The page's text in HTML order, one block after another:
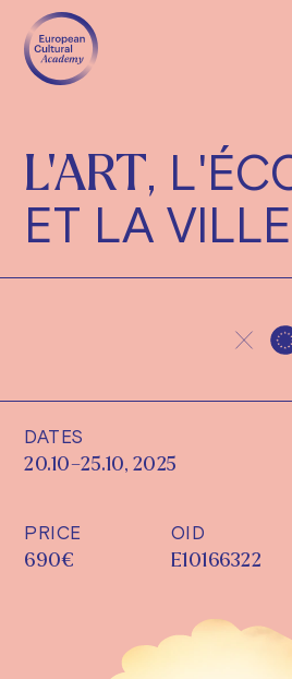
L'ART,
ET LA VILLE
DATES
20.10–25.10, 2025
PRICE
690€
OID
E10166322